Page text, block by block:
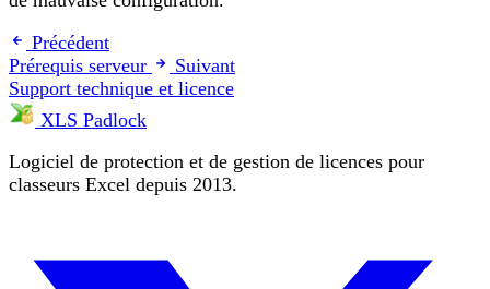
Précédent
Prérequis serveur
Suivant
Support technique et licence
XLS Padlock
Logiciel de protection et de gestion de licences pour
classeurs Excel depuis 2013.